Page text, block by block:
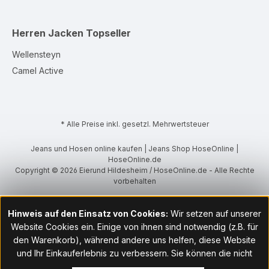
Herren Jacken Topseller
Wellensteyn
Camel Active
* Alle Preise inkl. gesetzl. Mehrwertsteuer
Jeans und Hosen online kaufen | Jeans Shop HoseOnline |
HoseOnline.de
Copyright © 2026 Eierund Hildesheim / HoseOnline.de - Alle Rechte
vorbehalten
Hinweis auf den Einsatz von Cookies: Wir setzen auf unserer
Website Cookies ein. Einige von ihnen sind notwendig (z.B. für
den Warenkorb), während andere uns helfen, diese Website
und Ihr Einkauferlebnis zu verbessern. Sie können die nicht
notwendigen Cookies mit Klick auf „OK“ akzeptieren oder per